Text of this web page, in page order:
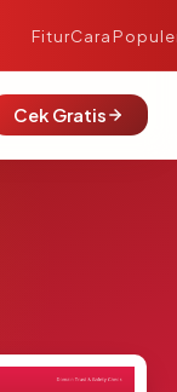
FiturCara
Cek Gratis